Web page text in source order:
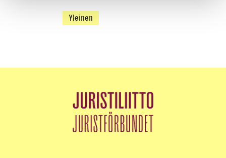
Yleinen